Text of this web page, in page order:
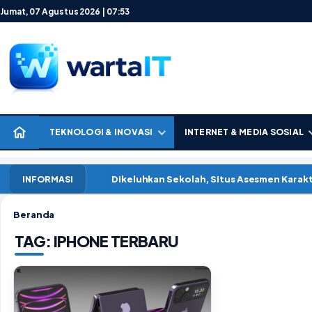
Lewati ke konten
Jumat, 07 Agustus 2026 | 07:53
TEKNOLOGI & INOVASI INTERNET & MEDIA SOSIAL
INFORMASI Dikeluhkan Sekolah, Situs Asesmen
Beranda
TAG: IPHONE TERBARU